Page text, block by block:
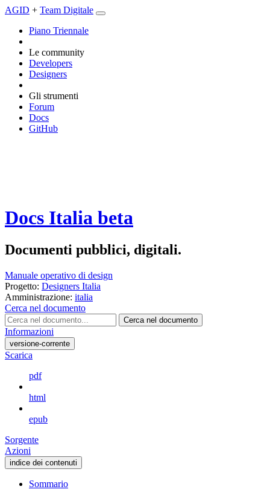
AGID + Team Digitale
Piano Triennale
Le community
Developers
Designers
Gli strumenti
Forum
Docs
GitHub
Docs Italia beta
Documenti pubblici, digitali.
Manuale operativo di design
Progetto: Designers Italia
Amministrazione: italia
Cerca nel documento
Cerca nel documento
Informazioni
versione-corrente
Scarica
pdf
html
epub
Sorgente
Azioni
indice dei contenuti
Sommario